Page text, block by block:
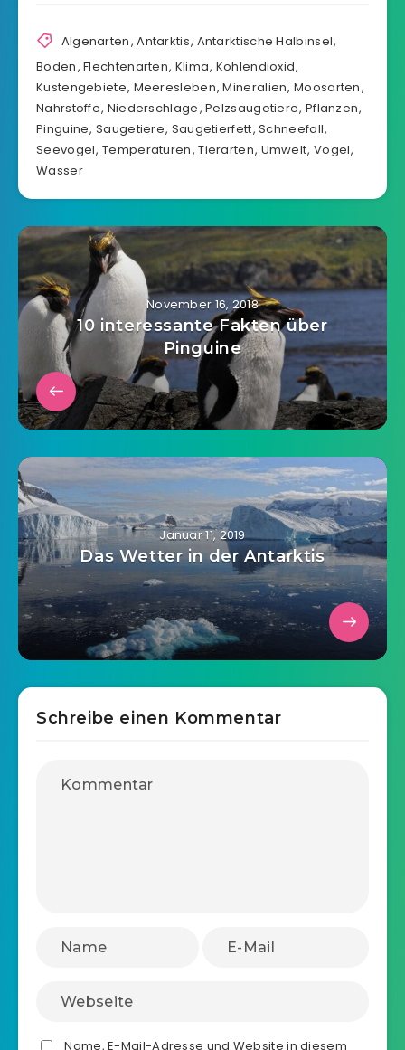
Algenarten,Antarktis, Antarktische Halbinsel,
Boden,Flechtenarten, Klima, Kohlendioxid,
Kustengebiete, Meeresleben,Mineralien,Moosarten,
Nahrstoffe, Niederschlage,Pelzsaugetiere, Pflanzen,
Pinguine,Saugetiere, Saugetierfett,Schneefall,
Seevogel,Temperaturen,Tierarten, Umwelt, Vogel,
Wasser
November 16, 2018
10 interessante Fakten über
Pinguine
Januar 11, 2019
Das Wetter in der Antarktis
Schreibe einen Kommentar
Name, E-Mail-Adresse und Website in diesem